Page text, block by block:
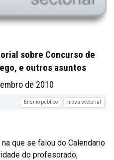
sobre Concurso de
e outros asuntos
de 2010
Ensino público mesa sectorial
que se falou do Calendario
do profesorado,